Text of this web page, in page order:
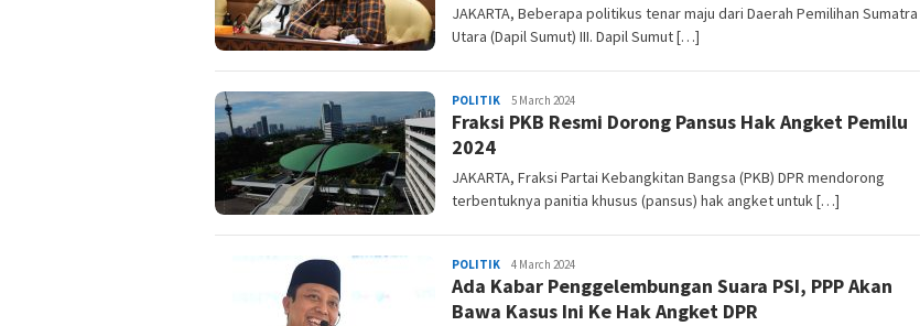
JAKARTA, Beberapa politikus tenar maju dari Daerah Pemilihan Sumatra
Utara (Dapil Sumut) III. Dapil Sumut […]
POLITIKMarhon
5 March 2024
Fraksi PKB Resmi Dorong Pansus Hak Angket Pemilu
2024
JAKARTA, Fraksi Partai Kebangkitan Bangsa (PKB) DPR mendorong
terbentuknya panitia khusus (pansus) hak angket untuk […]
POLITIKMarhon
4 March 2024
Ada Kabar Penggelembungan Suara PSI, PPP Akan
Bawa Kasus Ini Ke Hak Angket DPR